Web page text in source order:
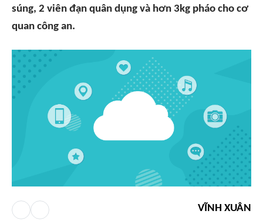
súng, 2 viên đạn quân dụng và hơn 3kg pháo cho cơ
quan công an.
VĨNH XUÂN